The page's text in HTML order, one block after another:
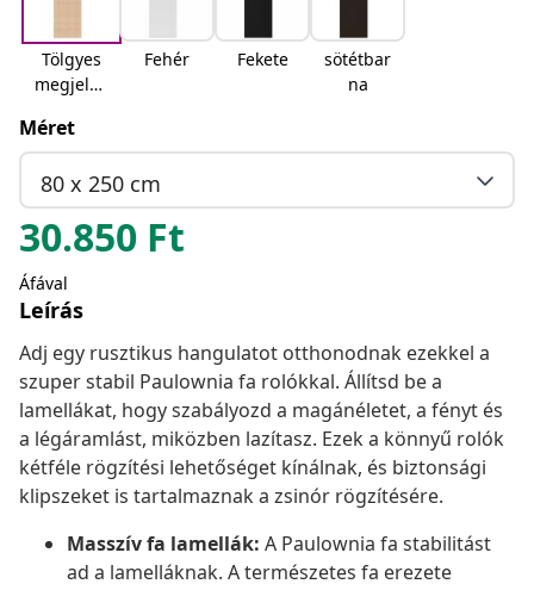
Tölgyes
megjelen
Fehér Fekete
sötétbar
na
Méret
80 x 250 cm
30.850 Ft
Áfával
Leírás
Adj egy rusztikus hangulatot otthonodnak ezekkel a
szuper stabil Paulownia fa rolókkal. Állítsd be a
lamellákat, hogy szabályozd a magánéletet, a fényt és
a légáramlást, miközben lazítasz. Ezek a könnyű rolók
kétféle rögzítési lehetőséget kínálnak, és biztonsági
klipszeket is tartalmaznak a zsinór rögzítésére.
Masszív fa lamellák: A Paulownia fa stabilitást
ad a lamelláknak. A természetes fa erezete